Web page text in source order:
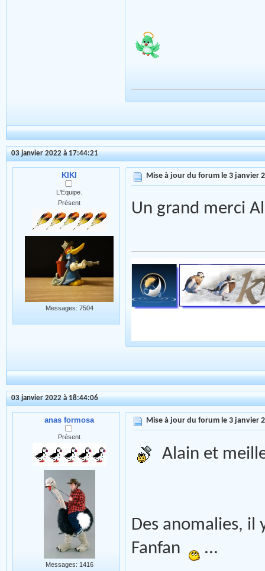
03 janvier 2022 à 17:44:21
KIKI
L'Equipe.
Présent
Messages: 7504
Mise à jour du forum le 3 janvier
Un grand merci
03 janvier 2022 à 18:44:06
anas formosa
Présent
Messages: 1416
Mise à jour du forum le 3 janvier
Alain et
Des anomalies, il
Fanfan
...